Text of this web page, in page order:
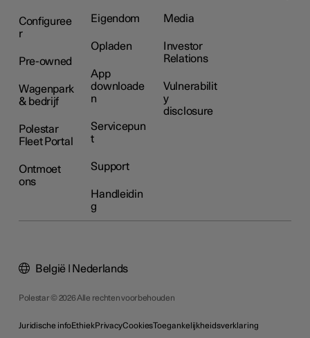
Configuree
r
Pre-owned
Wagenpark
& bedrijf
Polestar
Fleet Portal
Ontmoet
ons
Eigendom
Opladen
App
downloade
n
Servicepun
t
Support
Handleidin
g
Media
Investor
Relations
Vulnerabilit
y
disclosure
Polestar © 2026 Alle rechten voorbehouden
Juridische infoEthiekPrivacyCookiesToegankelijkheidsverklaring
België | Nederlands